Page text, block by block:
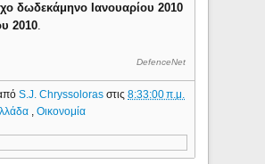
δωδεκάμηνο Ιανουαρίου 2010
2010.
DefenceNet
S.J. Chryssolorasστις8:33:00 π.μ.
,Οικονομία